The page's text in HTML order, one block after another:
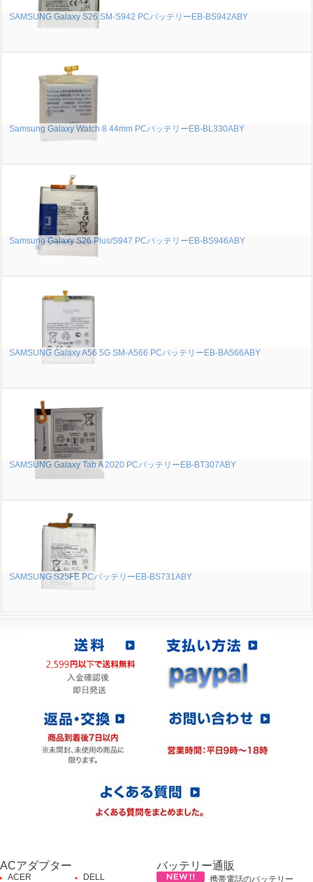
SAMSUNG Galaxy S26 SM-S942 PCバッテリーEB-BS942ABY
Samsung Galaxy Watch 8 44mm PCバッテリーEB-BL330ABY
Samsung Galaxy S26 Plus/S947 PCバッテリーEB-BS946ABY
SAMSUNG Galaxy A56 5G SM-A566 PCバッテリーEB-BA566ABY
SAMSUNG Galaxy Tab A 2020 PCバッテリーEB-BT307ABY
SAMSUNG S25FE PCバッテリーEB-BS731ABY
ACアダプター
ACER DELL
バッテリー通販
携帯電話のバッテリー